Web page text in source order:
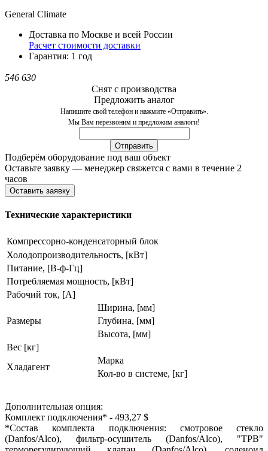
General Climate
Доставка по Москве и всей России
Расчет стоимости доставки
Гарантия: 1 год
546 630
Снят с производства
Предложить аналог
Напишите свой телефон и нажмите «Отправить».
Мы Вам перезвоним и предложим аналоги!
Подберём оборудование под ваш объект
Оставьте заявку — менеджер свяжется с вами в течение 2
часов
Оставить заявку
Технические характеристики
Компрессорно-конденсаторный блок
Холодопроизводительность, [кВт]
Питание, [В-ф-Гц]
Потребляемая мощность, [кВт]
Рабочий ток, [A]
Размеры
Ширина, [мм]
Глубина, [мм]
Высота, [мм]
Вес [кг]
Хладагент
Марка
Кол-во в системе, [кг]
Дополнительная опция:
Комплект подключения* - 493,27 $
*Состав комплекта подключения: смотровое стекло
(Danfos/Alco), фильтр-осушитель (Danfos/Alco), "ТРВ"